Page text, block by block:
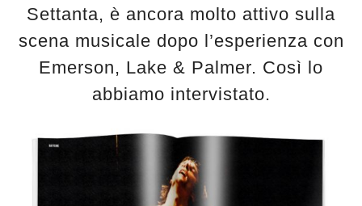
Settanta, è ancora molto attivo sulla
scena musicale dopo l’esperienza con
Emerson, Lake & Palmer. Così lo
abbiamo intervistato.